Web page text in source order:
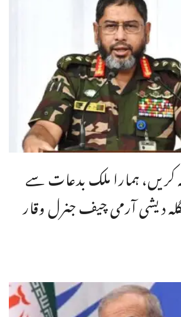
کریں، ہمارا ملک بدعات سے
دیشی آرمی چیف جنرل وقار